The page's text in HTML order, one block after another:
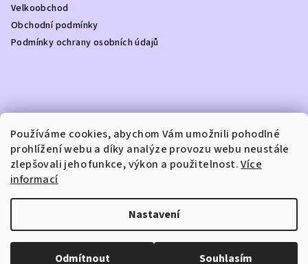
Používáme cookies, abychom Vám umožnili pohodlné
prohlížení webu a díky analýze provozu webu neustále
zlepšovali jeho funkce, výkon a použitelnost.Více
informací
Nastavení
Odmítnout Souhlasím
Velkoobchod
Obchodní podmínky
Podmínky ochrany osobních údajů
Kontakt
info @dottydoggie.cz
+420739459984
DOTTY DOGGIE